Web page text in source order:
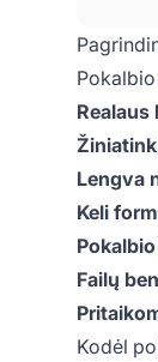
Lengva
Keli
Failų
Kodėl